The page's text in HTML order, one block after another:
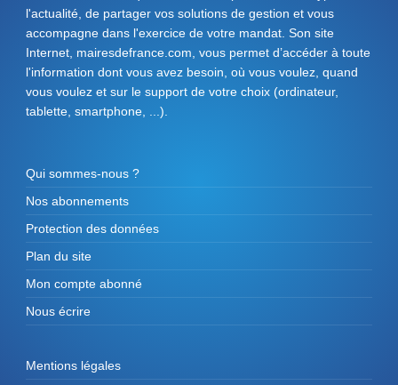
l'actualité, de partager vos solutions de gestion et vous
accompagne dans l'exercice de votre mandat. Son site
Internet, mairesdefrance.com, vous permet d’accéder à toute
l'information dont vous avez besoin, où vous voulez, quand
vous voulez et sur le support de votre choix (ordinateur,
tablette, smartphone, ...).
Qui sommes-nous ?
Nos abonnements
Protection des données
Plan du site
Mon compte abonné
Nous écrire
Mentions légales